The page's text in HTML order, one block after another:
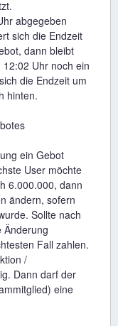
abgegeben
sich die Endzeit
dann bleibt
Uhr noch ein
die Endzeit um
hinten.
ein Gebot
User möchte
6.000.000, dann
ändern, sofern
Sollte nach
Änderung
Fall zahlen.
/
Dann darf der
eine